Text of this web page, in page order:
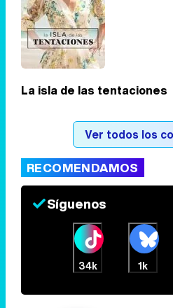
La isla de las tentaciones
Ver todos los
RECOMENDAMOS
Síguenos
34k 1k